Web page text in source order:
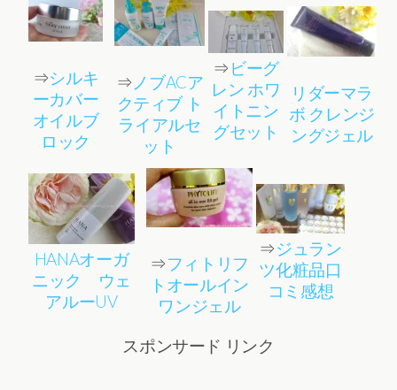
⇒シルキ
ーカバー
オイルブ
ロック
⇒ノブACア
クティブ ト
ライアルセ
ット
⇒ ビーグ
レン ホワ
イトニン
グセット
リダーマラ
ボ クレンジ
ングジェル
HANAオーガ
ニック ウェ
アルーUV
⇒フィトリフ
トオールイン
ワンジェル
⇒ジュラン
ツ化粧品口
コミ感想
スポンサード リンク